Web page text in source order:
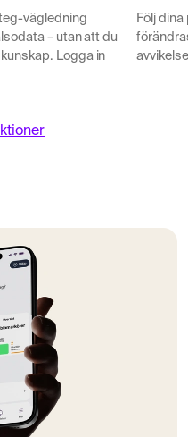
vägledning
– utan att du
Logga in
Följ